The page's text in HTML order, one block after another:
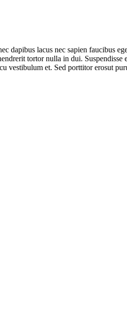
dapibus lacus nec sapien faucibus
tortor nulla in dui.
vestibulum et. Sed porttitor erosut